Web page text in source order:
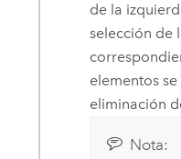
de la
selección de
elementos
eliminación
Nota: